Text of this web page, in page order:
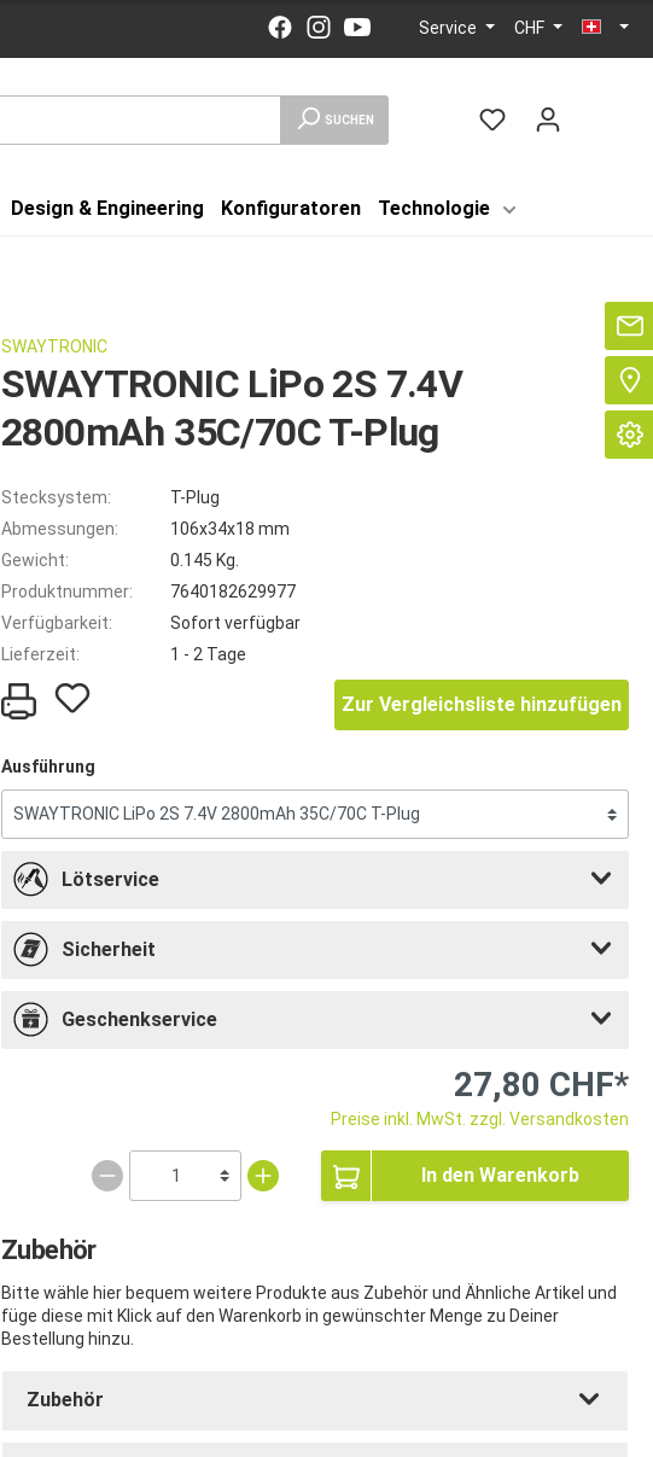
Service CHF
SUCHEN
Design & Engineering Konfiguratoren Technologie
SWAYTRONIC
SWAYTRONIC LiPo 2S 7.4V
2800mAh 35C/70C T-Plug
Stecksystem:
T-Plug
Abmessungen:
106x34x18 mm
Gewicht:
0.145 Kg.
Produktnummer:
7640182629977
Verfügbarkeit:
Sofort verfügbar
Lieferzeit:
1 - 2 Tage
Zur Vergleichsliste hinzufügen
Ausführung
Lötservice
Sicherheit
Geschenkservice
27,80 CHF*
Preise inkl. MwSt. zzgl. Versandkosten
In den Warenkorb
Zubehör
Bitte wähle hier bequem weitere Produkte aus Zubehör und Ähnliche Artikel und
füge diese mit Klick auf den Warenkorb in gewünschter Menge zu Deiner
Bestellung hinzu.
Zubehör